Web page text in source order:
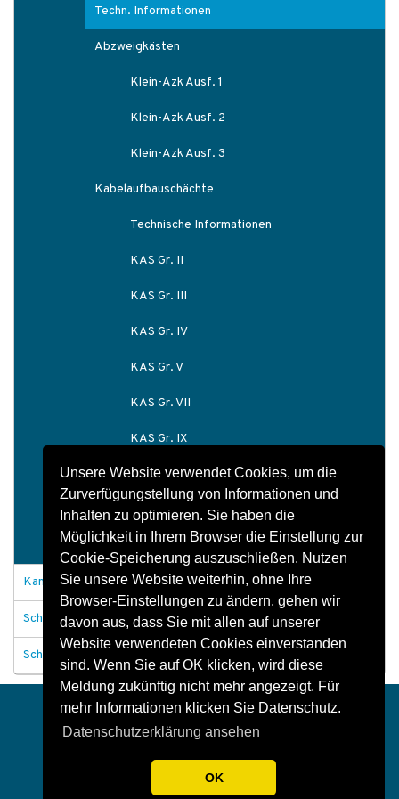
Unsere Website verwendet Cookies, um die
Zurverfügungstellung von Informationen und
Inhalten zu optimieren. Sie haben die
Möglichkeit in Ihrem Browser die Einstellung zur
Cookie-Speicherung auszuschließen. Nutzen
Sie unsere Website weiterhin, ohne Ihre
Browser-Einstellungen zu ändern, gehen wir
davon aus, dass Sie mit allen auf unserer
Website verwendeten Cookies einverstanden
sind. Wenn Sie auf OK klicken, wird diese
Meldung zukünftig nicht mehr angezeigt. Für
mehr Informationen klicken Sie Datenschutz.
Datenschutzerklärung ansehen
OK
Techn. Informationen
Abzweigkästen
Klein-Azk Ausf. 1
Klein-Azk Ausf. 2
Klein-Azk Ausf. 3
Kabelaufbauschächte
Technische Informationen
KAS Gr. II
KAS Gr. III
KAS Gr. IV
KAS Gr. V
KAS Gr. VII
KAS Gr. IX
KAS Gr. X
Schachtbauwerke
Schachtzubehör
Kanäle und Durchlässe
Schachtabdeckungen
Schachtbauwerke allgemein
Impressum Datenschutz Kontakt